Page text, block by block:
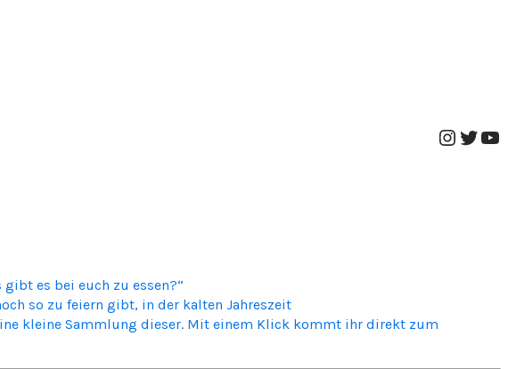
es bei euch zu essen?“
so zu feiern gibt, in der kalten Jahreszeit
kleine Sammlung dieser. Mit einem Klick kommt ihr direkt zum